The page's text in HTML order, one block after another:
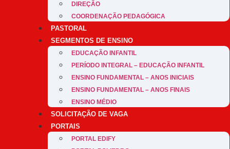
DIREÇÃO
COORDENAÇÃO PEDAGÓGICA
PASTORAL
SEGMENTOS DE ENSINO
EDUCAÇÃO INFANTIL
PERÍODO INTEGRAL – EDUCAÇÃO INFANTIL
ENSINO FUNDAMENTAL – ANOS INICIAIS
ENSINO FUNDAMENTAL – ANOS FINAIS
ENSINO MÉDIO
SOLICITAÇÃO DE VAGA
PORTAIS
PORTAL EDIFY